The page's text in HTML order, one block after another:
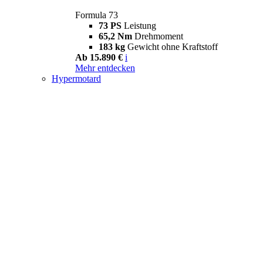
Formula 73
73 PS Leistung
65,2 Nm Drehmoment
183 kg Gewicht ohne Kraftstoff
Ab 15.890 € i
Mehr entdecken
Hypermotard